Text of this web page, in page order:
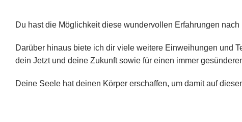
Du hast die Möglichkeit diese wundervollen Erfahrungen
Darüber hinaus biete ich dir viele weitere Einweihungen und
dein Jetzt und deine Zukunft sowie für einen immer
Deine Seele hat deinen Körper erschaffen, um damit auf